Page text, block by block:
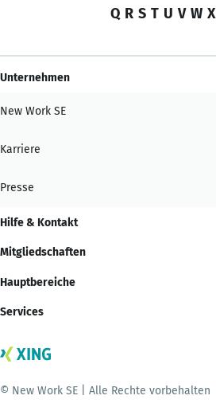
Q R S T U V W X
Unternehmen
New Work SE
Karriere
Presse
Hilfe & Kontakt
Mitgliedschaften
Hauptbereiche
Services
© New Work SE | Alle Rechte vorbehalten